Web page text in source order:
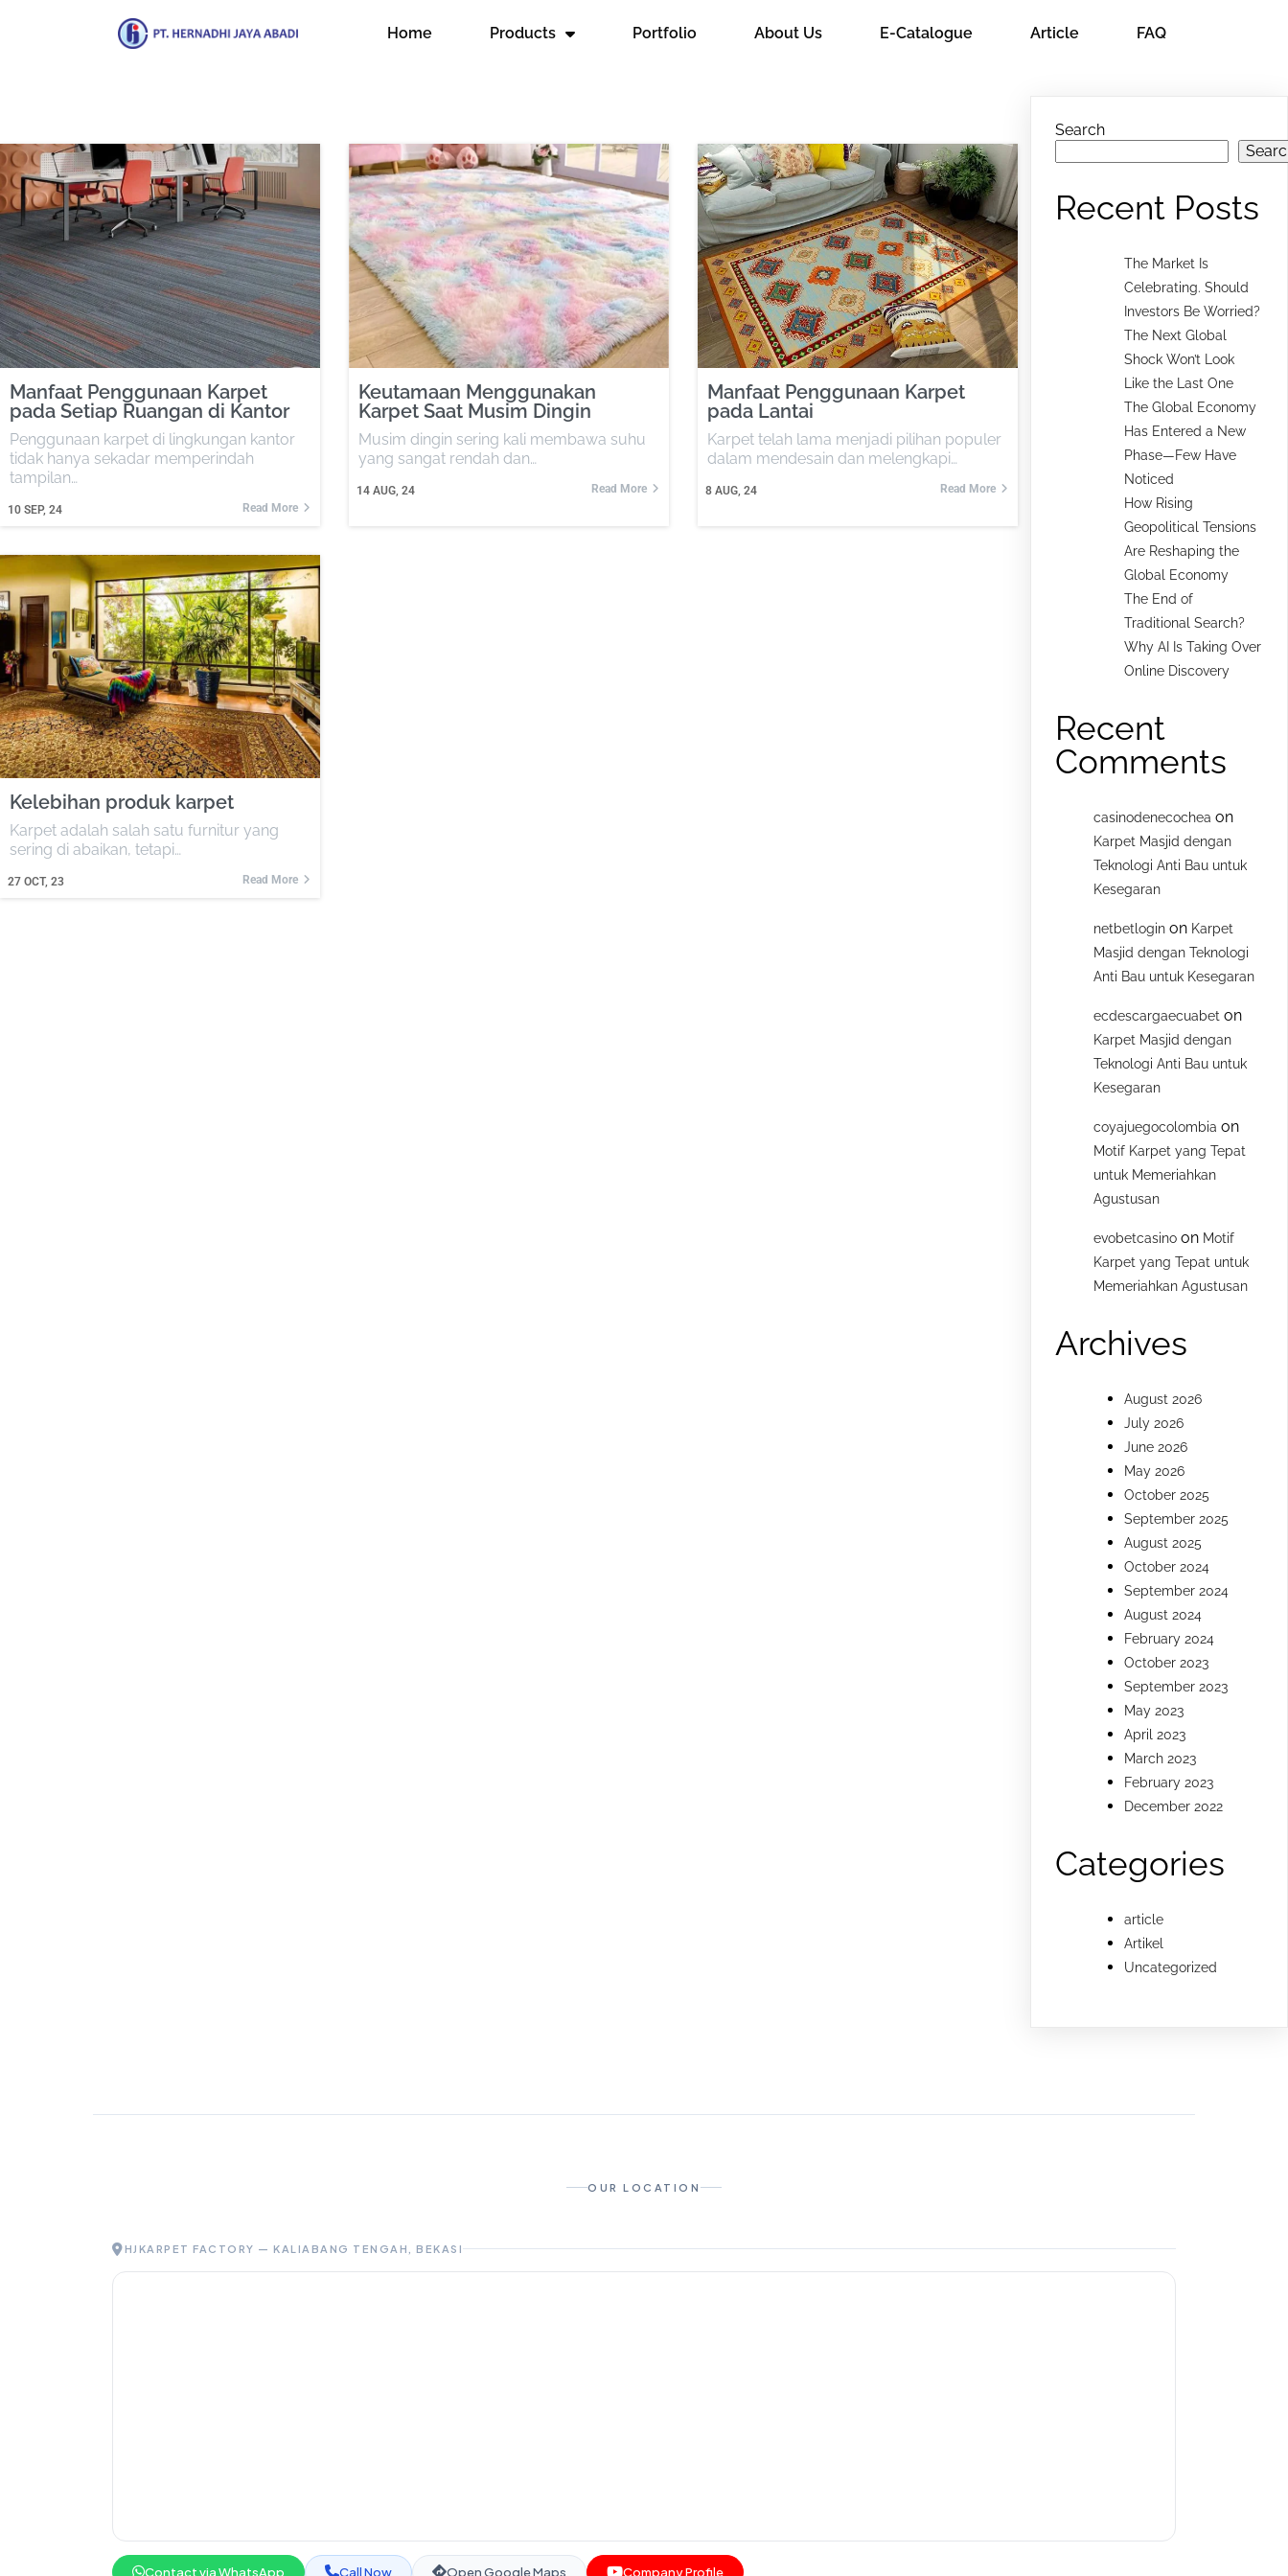
Home Products Portfolio About Us E-Catalogue Article FAQ
Manfaat Penggunaan Karpet
pada Setiap Ruangan di Kantor
10 SEP, 24
Penggunaan karpet di lingkungan kantor
tidak hanya sekadar memperindah
tampilan…
Read More
Keutamaan Menggunakan
Karpet Saat Musim Dingin
14 AUG, 24
Musim dingin sering kali membawa suhu
yang sangat rendah dan…
Read More
Manfaat Penggunaan Karpet
pada Lantai
8 AUG, 24
Karpet telah lama menjadi pilihan populer
dalam mendesain dan melengkapi…
Read More
Kelebihan produk karpet
27 OCT, 23
Karpet adalah salah satu furnitur yang
sering di abaikan, tetapi…
Read More
Search
Recent Posts
The Market Is
Celebrating. Should
Investors Be Worried?
The Next Global
Shock Won’t Look
Like the Last One
The Global Economy
Has Entered a New
Phase—Few Have
Noticed
How Rising
Geopolitical Tensions
Are Reshaping the
Global Economy
The End of
Traditional Search?
Why AI Is Taking Over
Online Discovery
Recent
Comments
casinodenecochea on
Karpet Masjid dengan
Teknologi Anti Bau untuk
Kesegaran
netbetlogin on Karpet
Masjid dengan Teknologi
Anti Bau untuk Kesegaran
ecdescargaecuabet on
Karpet Masjid dengan
Teknologi Anti Bau untuk
Kesegaran
coyajuegocolombia on
Motif Karpet yang Tepat
untuk Memeriahkan
Agustusan
evobetcasino on Motif
Karpet yang Tepat untuk
Memeriahkan Agustusan
Archives
August 2026
July 2026
June 2026
May 2026
October 2025
September 2025
August 2025
October 2024
September 2024
August 2024
February 2024
October 2023
September 2023
May 2023
April 2023
March 2023
February 2023
December 2022
Categories
article
Artikel
Uncategorized
OUR LOCATION
HJKARPET FACTORY — KALIABANG TENGAH, BEKASI
Contact via WhatsApp Call Now Open Google Maps Company Profile